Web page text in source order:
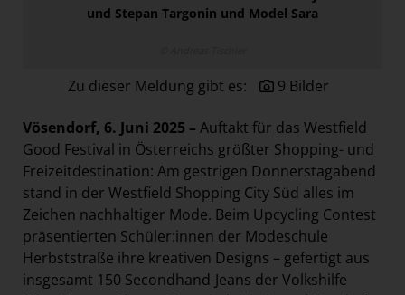
Paradies Garten
The Companion
The Hoxton
Unibail-Rodamco-Westfield
Vöslauer
NMK
MEDIA
und Stepan Targonin und Model Sara
Zu dieser Meldung gibt es: 9 Bilder
Vösendorf, 6. Juni 2025 – Auftakt für das Westfield
Good Festival in Österreichs größter Shopping- und
Freizeitdestination: Am gestrigen Donnerstagabend
stand in der Westfield Shopping City Süd alles im
Zeichen nachhaltiger Mode. Beim Upcycling Contest
präsentierten Schüler:innen der Modeschule
Herbststraße ihre kreativen Designs – gefertigt aus
insgesamt 150 Secondhand-Jeans der Volkshilfe